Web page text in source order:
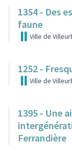
1354 - Des
faune
Ville de
1252 -
Ville de
1395 - Une
Ferrandière